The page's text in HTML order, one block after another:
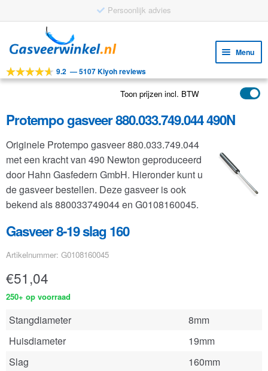
Persoonlijk advies
door
navigatie
naar
inhoud
Menu
Tools
Toepassingen
Klantenservice
FAQ
9.2 —5107 Kiyoh reviews
Toon prijzen incl. BTW
Protempo gasveer 880.033.749.044 490N
Originele Protempo gasveer 880.033.749.044
met een kracht van 490 Newton geproduceerd
door Hahn Gasfedern GmbH. Hieronder kunt u
de gasveer bestellen. Deze gasveer is ook
bekend als 880033749044 en G0108160045.
Gasveer 8-19 slag 160
Artikelnummer: G0108160045
€51,04
250+ op voorraad
Stangdiameter
8mm
Huisdiameter
19mm
Slag
160mm